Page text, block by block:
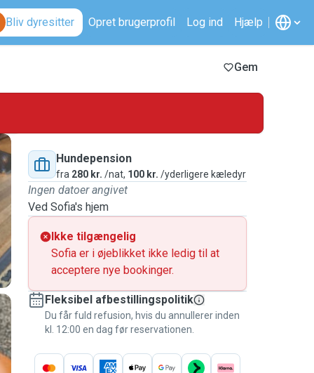
Bliv dyresitter Opret brugerprofil Log ind Hjælp
Gem
Hundepension
fra 280 kr. /nat, 100 kr. /yderligere kæledyr
Ingen datoer angivet
Ved Sofia's hjem
Ikke tilgængelig
Sofia er i øjeblikket ikke ledig til at
acceptere nye bookinger.
Fleksibel afbestillingspolitik
Du får fuld refusion, hvis du annullerer inden
kl. 12:00 en dag før reservationen.